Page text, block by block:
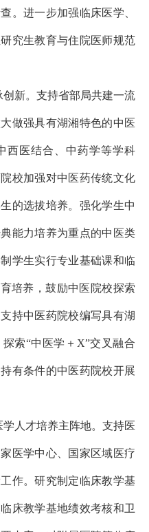
。进一步加强临床医学、
究生教育与住院医师规范
新。支持省部局共建一流
做强具有湖湘特色的中医
西医结合、中药学等学科
校加强对中医药传统文化
的选拔培养。强化学生中
能力培养为重点的中医类
学生实行专业基础课和临
培养，鼓励中医院校探索
持中医药院校编写具有湖
索“中医学＋X”交叉融合
有条件的中医药院校开展
人才培养主阵地。支持医
医学中心、国家区域医疗
作。研究制定临床教学基
床教学基地绩效考核和卫